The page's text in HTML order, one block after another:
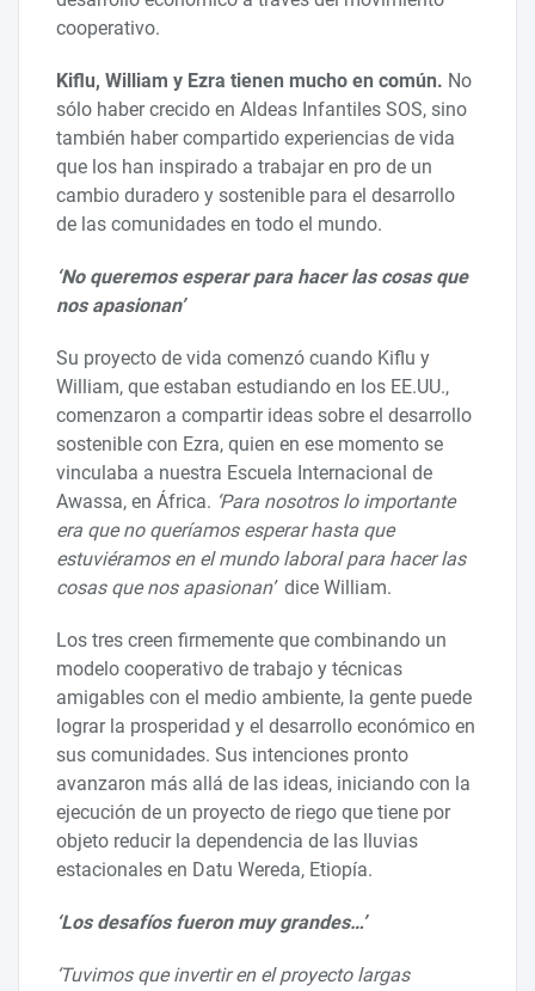
cooperativo.
Kiflu, William y Ezra tienen mucho en común. No
sólo haber crecido en Aldeas Infantiles SOS, sino
también haber compartido experiencias de vida
que los han inspirado a trabajar en pro de un
cambio duradero y sostenible para el desarrollo
de las comunidades en todo el mundo.
‘No queremos esperar para hacer las cosas que
nos apasionan’
Su proyecto de vida comenzó cuando Kiflu y
William, que estaban estudiando en los EE.UU.,
comenzaron a compartir ideas sobre el desarrollo
sostenible con Ezra, quien en ese momento se
vinculaba a nuestra Escuela Internacional de
Awassa, en África. ‘Para nosotros lo importante
era que no queríamos esperar hasta que
estuviéramos en el mundo laboral para hacer las
cosas que nos apasionan’ dice William.
Los tres creen firmemente que combinando un
modelo cooperativo de trabajo y técnicas
amigables con el medio ambiente, la gente puede
lograr la prosperidad y el desarrollo económico en
sus comunidades. Sus intenciones pronto
avanzaron más allá de las ideas, iniciando con la
ejecución de un proyecto de riego que tiene por
objeto reducir la dependencia de las lluvias
estacionales en Datu Wereda, Etiopía.
‘Los desafíos fueron muy grandes…’
‘Tuvimos que invertir en el proyecto largas